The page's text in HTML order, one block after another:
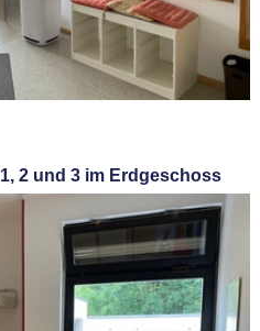
2 und 3 im Erdgeschoss